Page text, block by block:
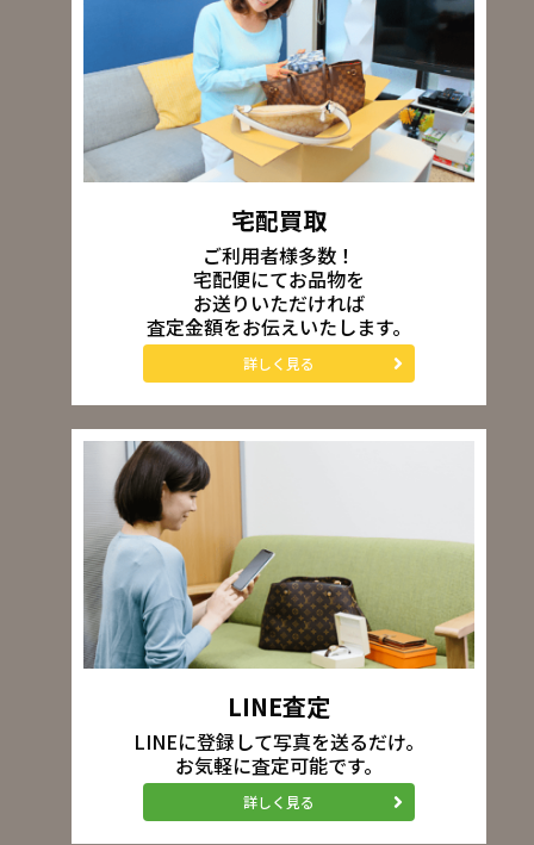
宅配買取
ご利用者様多数！
宅配便にてお品物を
お送りいただければ
査定金額をお伝えいたします。
詳しく見る
LINE査定
LINEに登録して写真を送るだけ。
お気軽に査定可能です。
詳しく見る